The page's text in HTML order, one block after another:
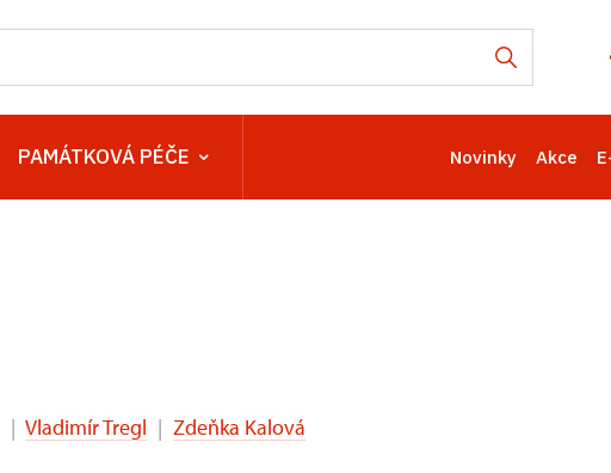
PAMÁTKOVÁ PÉČE Novinky Akce
| Vladimír Tregl | Zdeňka Kalová